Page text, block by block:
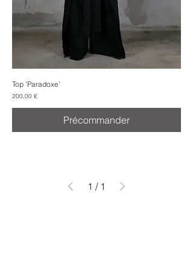
Top 'Paradoxe'
Prix
200,00 €
Précommander
1 / 1